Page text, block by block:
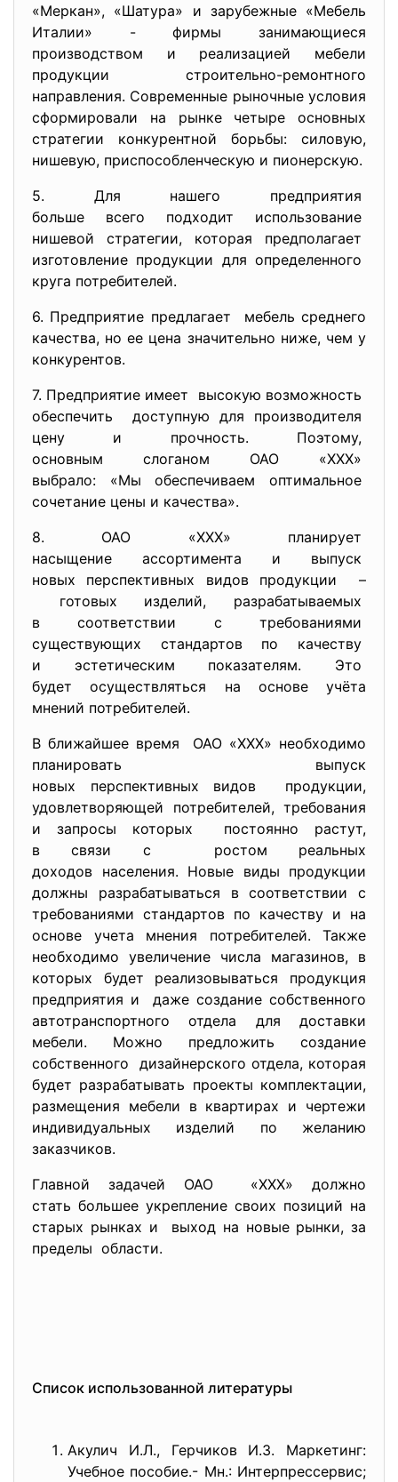
«Меркан», «Шатура» и зарубежные «Мебель
Италии» - фирмы занимающиеся
производством и реализацией мебели
продукции строительно-ремонтного
направления. Современные рыночные условия
сформировали на рынке четыре основных
стратегии конкурентной борьбы: силовую,
нишевую, приспособленческую и пионерскую.
5. Для нашего предприятия
больше всего подходит использование
нишевой стратегии, которая предполагает
изготовление продукции для определенного
круга потребителей.
6. Предприятие предлагает мебель среднего
качества, но ее цена значительно ниже, чем у
конкурентов.
7. Предприятие имеет высокую возможность
обеспечить доступную для производителя
цену и прочность. Поэтому,
основным слоганом ОАО «ХХХ»
выбрало: «Мы обеспечиваем оптимальное
сочетание цены и качества».
8. ОАО «ХХХ» планирует
насыщение ассортимента и выпуск
новых перспективных видов продукции –
готовых изделий, разрабатываемых
в соответствии с требованиями
существующих стандартов по качеству
и эстетическим показателям. Это
будет осуществляться на основе учёта
мнений потребителей.
В ближайшее время ОАО «ХХХ» необходимо
планировать выпуск
новых перспективных видов продукции,
удовлетворяющей потребителей, требования
и запросы которых постоянно растут,
в связи с ростом реальных
доходов населения. Новые виды продукции
должны разрабатываться в соответствии с
требованиями стандартов по качеству и на
основе учета мнения потребителей. Также
необходимо увеличение числа магазинов, в
которых будет реализовываться продукция
предприятия и даже создание собственного
автотранспортного отдела для доставки
мебели. Можно предложить создание
собственного дизайнерского отдела, которая
будет разрабатывать проекты комплектации,
размещения мебели в квартирах и чертежи
индивидуальных изделий по желанию
заказчиков.
Главной задачей ОАО «ХХХ» должно
стать большее укрепление своих позиций на
старых рынках и выход на новые рынки, за
пределы области.
Список использованной литературы
Акулич И.Л., Герчиков И.З. Маркетинг:
Учебное пособие.- Мн.: Интерпрессервис;